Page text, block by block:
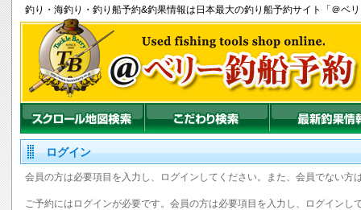
釣り ・ 海釣り ・ 釣り船予約&釣果情報は日本最大の釣り船予約サイト「＠ベ
ログイン
会員の方は必要項目を入力し、ログインしてください。また、会員でない方
ご予約にはログインが必要です。会員の方は必要項目を入力し、ログイン